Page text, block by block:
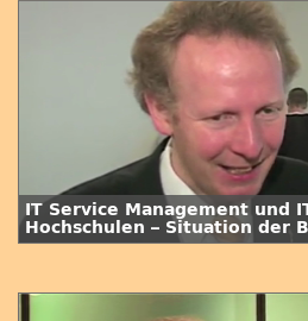
IT Service Management und
Hochschulen – Situation der
Universität Weimar